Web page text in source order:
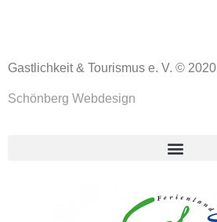
Gastlichkeit & Tourismus e. V. © 2020
Schönberg Webdesign